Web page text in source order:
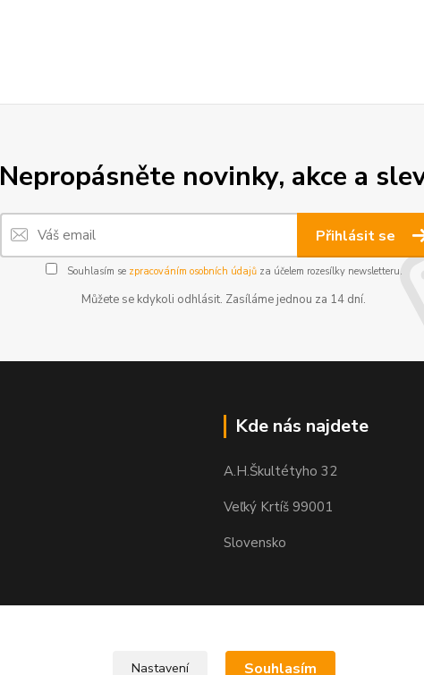
Nepropásněte novinky, akce a
Přihlásit se
Souhlasím se zpracováním osobních údajůza účelem rozesílky newsletteru.
Můžete se kdykoli odhlásit. Zasíláme jednou za 14 dní.
Kde nás najdete
A.H.Škultétyho 32
Veľký Krtíš 99001
Slovensko
Nastavení Souhlasím